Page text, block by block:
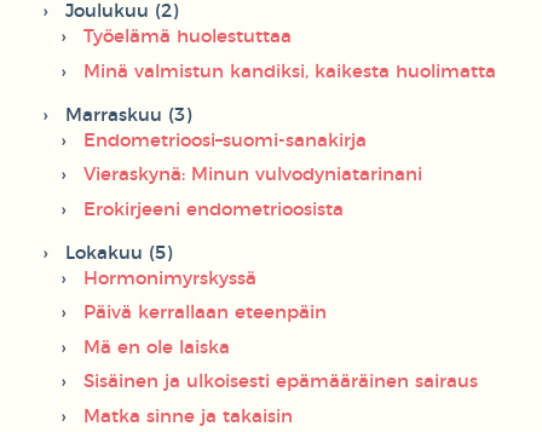
Joulukuu (2)
Työelämä huolestuttaa
Minä valmistun kandiksi, kaikesta huolimatta
Marraskuu (3)
Endometrioosi–suomi-sanakirja
Vieraskynä: Minun vulvodyniatarinani
Erokirjeeni endometrioosista
Lokakuu (5)
Hormonimyrskyssä
Päivä kerrallaan eteenpäin
Mä en ole laiska
Sisäinen ja ulkoisesti epämääräinen sairaus
Matka sinne ja takaisin